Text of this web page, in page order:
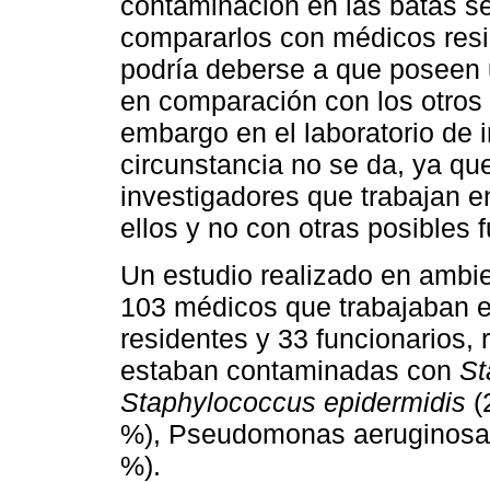
compararlos con médicos
podría deberse a que
en comparación con los
embargo en el laboratorio de
circunstancia no se da, ya
investigadores que trabajan
ellos y no con otras posibles
Un estudio realizado en
103 médicos que trabajaban
residentes y 33 funcionarios,
estaban contaminadas con
Staphylococcus epidermidis
%), Pseudomonas
%).